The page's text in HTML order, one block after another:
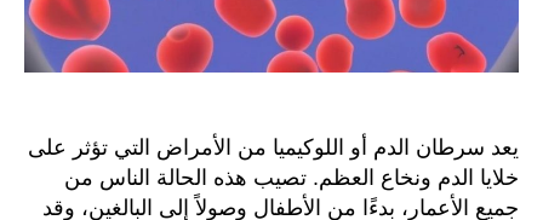
يعد سرطان الدم أو اللوكيميا من الأمراض التي تؤثر على
خلايا الدم ونخاع العظم. تصيب هذه الحالة الناس من
جميع الأعمار، بدءًا من الأطفال وصولاً إلى البالغين، وقد